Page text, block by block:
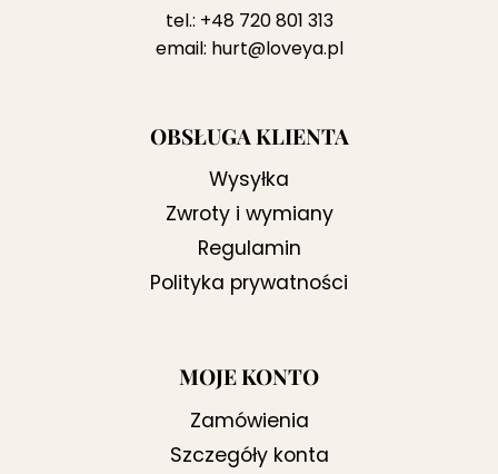
tel.: +48 720 801 313
email: hurt@loveya.pl
OBSŁUGA KLIENTA
Wysyłka
Zwroty i wymiany
Regulamin
Polityka prywatności
MOJE KONTO
Zamówienia
Szczegóły konta